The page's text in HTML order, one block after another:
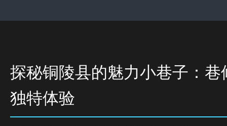
探秘铜陵县的魅力小巷子：巷
独特体验